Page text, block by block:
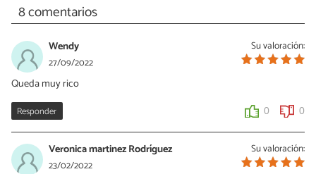
8 comentarios
Su valoración:
Wendy
27/09/2022
Queda muy rico
Responder 0 0
Su valoración:
Veronica martinez Rodríguez
23/02/2022